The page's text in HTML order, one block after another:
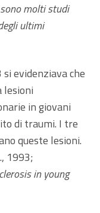
molti studi
ultimi
evidenziava che
lesioni
in giovani
di traumi. I tre
queste lesioni.
1993;
in young